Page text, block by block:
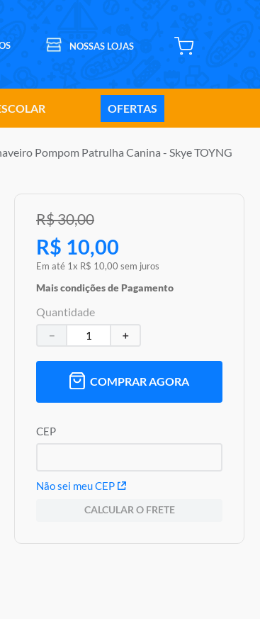
OFERTAS
Pompom Patrulha Canina - Skye TOYNG
R$30,00
R$ 10,00
Em até 1x R$ 10,00 sem juros
Mais condições de Pagamento
Quantidade
＋
－
COMPRAR AGORA
CEP
Não sei meu CEP
CALCULAR O FRETE